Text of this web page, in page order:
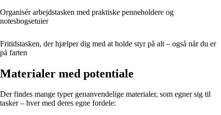
Organisér arbejdstasken med praktiske penneholdere og
notesbogsetuier
Fritidstasken, der hjælper dig med at holde styr på alt – også når du er
på farten
Materialer med potentiale
Der findes mange typer genanvendelige materialer, som egner sig til
tasker – hver med deres egne fordele: